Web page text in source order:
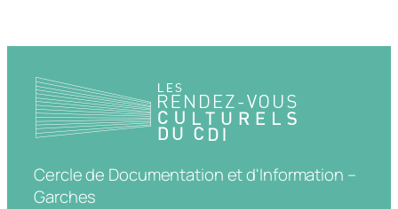
Cercle de Documentation et d'Information –
Garches